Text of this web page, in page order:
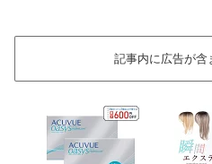
記事内に広告が含